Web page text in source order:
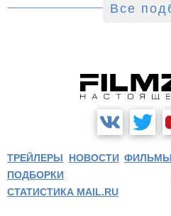
Все
ТРЕЙЛЕРЫ НОВОСТИ ФИЛЬМЫ
ПОДБОРКИ
СТАТИСТИКА MAIL.RU